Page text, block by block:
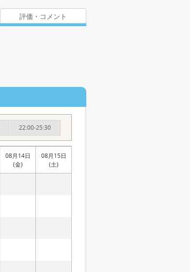
評価・コメント
22:00-25:30
08月14日
(金)
08月15日
(土)